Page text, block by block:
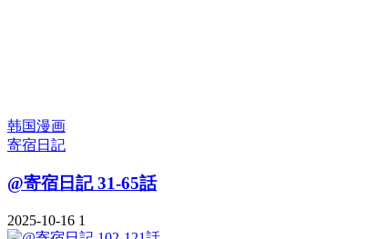
韩国漫画
寄宿日記
@寄宿日記 31-65話
2025-10-16 1